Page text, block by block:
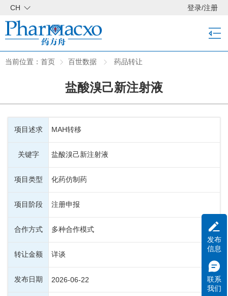
CH 登录/注册
发布
信息
联系
我们
当前位置： 首页 百世数据 药品转让
盐酸溴己新注射液
项目述求 MAH转移
关键字 盐酸溴己新注射液
项目类型 化药仿制药
项目阶段 注册申报
合作方式 多种合作模式
转让金额 详谈
发布日期 2026-06-22